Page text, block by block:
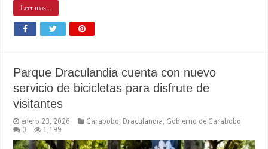
Leer mas...
Parque Draculandia cuenta con nuevo
servicio de bicicletas para disfrute de
visitantes
enero 23, 2026 Carabobo, Draculandia, Gobierno de Carabobo
0
1,199